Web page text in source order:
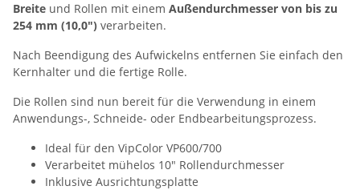
Breite und Rollen mit einem Außendurchmesser von bis zu
254 mm (10,0″) verarbeiten.
Nach Beendigung des Aufwickelns entfernen Sie einfach den
Kernhalter und die fertige Rolle.
Die Rollen sind nun bereit für die Verwendung in einem
Anwendungs-, Schneide- oder Endbearbeitungsprozess.
Ideal für den VipColor VP600/700
Verarbeitet mühelos 10″ Rollendurchmesser
Inklusive Ausrichtungsplatte